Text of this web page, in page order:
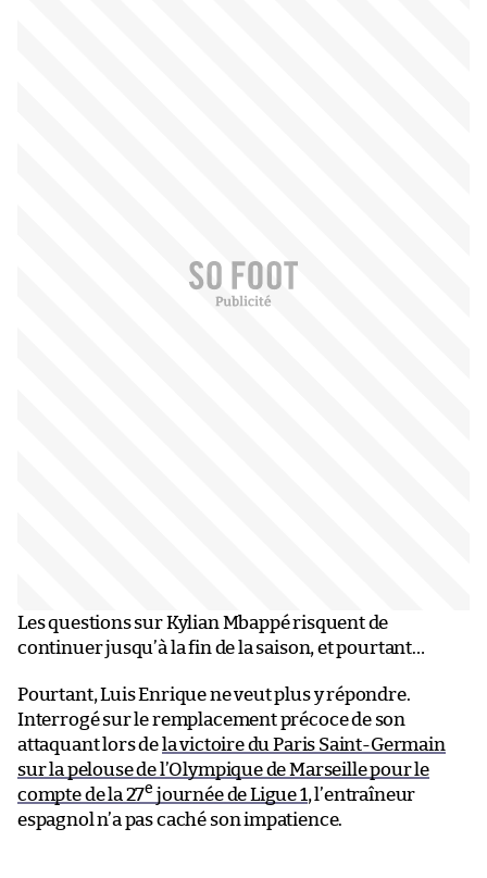
Les questions sur Kylian Mbappé risquent de
continuer jusqu’à la fin de la saison, et pourtant…
Pourtant, Luis Enrique ne veut plus y répondre.
Interrogé sur le remplacement précoce de son
attaquant lors de la victoire du Paris Saint-Germain
sur la pelouse de l’Olympique de Marseille pour le
compte de la 27e journée de Ligue 1, l’entraîneur
espagnol n’a pas caché son impatience.